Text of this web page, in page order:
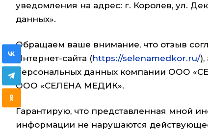
уведомления на адрес: г. Королев, ул.
данных».
Обращаем ваше внимание, что отзыв
Интернет-сайта (https://selenamedkor.ru/),
персональных данных компании ООО
ООО «СЕЛЕНА МЕДИК».
Гарантирую, что представленная мной
информации не нарушаются